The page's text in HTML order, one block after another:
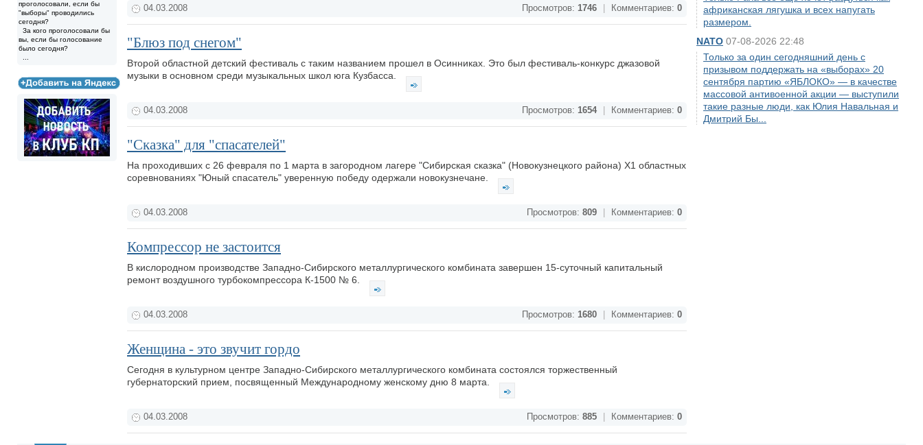
африканская лягушка и всех напугать
размером.
NATO 07-08-2026 22:48
Только за один сегодняшний день с
призывом поддержать на «выборах» 20
сентября партию «ЯБЛОКО» — в качестве
массовой антивоенной акции — выступили
такие разные люди, как Юлия Навальная и
Дмитрий Бы...
проголосовали, если бы
"выборы" проводились
сегодня?
За кого проголосовали бы
вы, если бы голосование
было сегодня?
04.03.2008 Просмотров: 1746 Комментариев: 0
"Блюз под снегом"
Второй областной детский фестиваль с таким названием прошел в Осинниках. Это был фестиваль-конкурс джазовой
музыки в основном среди музыкальных школ юга Кузбасса.
04.03.2008 Просмотров: 1654 Комментариев: 0
"Сказка" для "спасателей"
На проходивших с 26 февраля по 1 марта в загородном лагере "Сибирская сказка" (Новокузнецкого района) Х1 областных
соревнованиях "Юный спасатель" уверенную победу одержали новокузнечане.
04.03.2008 Просмотров: 809 Комментариев: 0
Компрессор не застоится
В кислородном производстве Западно-Сибирского металлургического комбината завершен 15-суточный капитальный
ремонт воздушного турбокомпрессора К-1500 № 6.
04.03.2008 Просмотров: 1680 Комментариев: 0
Женщина - это звучит гордо
Сегодня в культурном центре Западно-Сибирского металлургического комбината состоялся торжественный
губернаторский прием, посвященный Международному женскому дню 8 марта.
04.03.2008 Просмотров: 885 Комментариев: 0